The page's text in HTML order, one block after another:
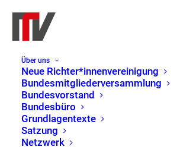
Über uns
Neue Richter*innenvereinigung
Bundesmitgliederversammlung
Bundesvorstand
Bundesbüro
Grundlagentexte
Satzung
Netzwerk